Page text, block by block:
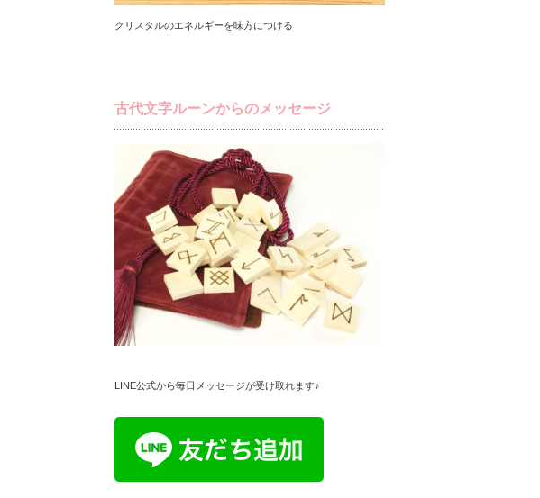
クリスタルのエネルギーを味方につける
古代文字ルーンからのメッセージ
LINE公式から毎日メッセージが受け取れます♪